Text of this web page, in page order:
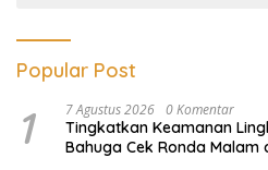
Popular Post
1 7 Agustus 2026 0 Komentar
Tingkatkan Keamanan
Bahuga Cek Ronda Malam